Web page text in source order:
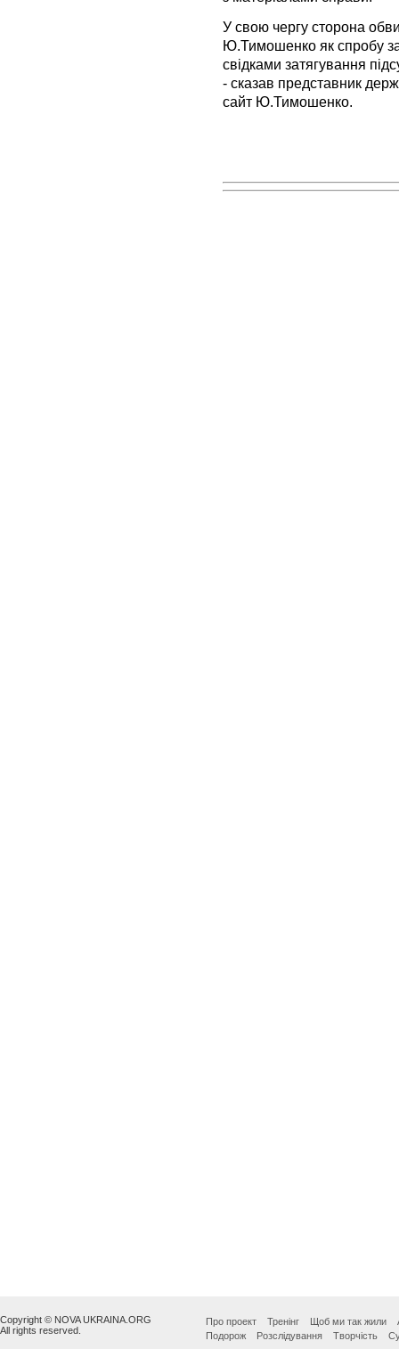
У свою чергу сторона
Ю.Тимошенко як спробу
свідками затягування
- сказав представник
сайт Ю.Тимошенко.
Copyright © NOVA UKRAINA.ORG
All rights reserved.
Про проект Тренінг Щоб ми так жили
Подорож
Розслідування Творчість